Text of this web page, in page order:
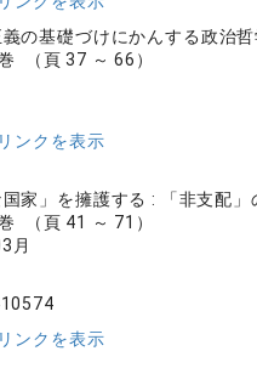
の基礎づけにかんする政治
（頁 37 ～ 66）
ンクを表示
国家」を擁護する : 「非支配
（頁 41 ～ 71）
月
ンクを表示